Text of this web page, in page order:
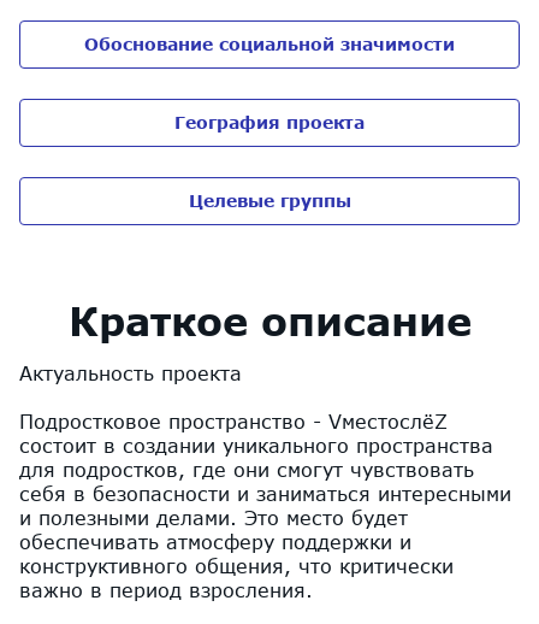
Обоснование социальной значимости
География проекта
Целевые группы
Краткое описание
Актуальность проекта
Подростковое пространство - VместослёZ
состоит в создании уникального пространства
для подростков, где они смогут чувствовать
себя в безопасности и заниматься интересными
и полезными делами. Это место будет
обеспечивать атмосферу поддержки и
конструктивного общения, что критически
важно в период взросления.